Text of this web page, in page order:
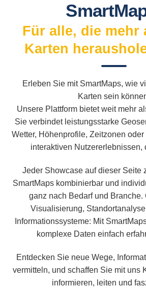
Für alle, die mehr
Karten
Erleben Sie mit SmartMaps, wie
Karten sein
Unsere Plattform bietet weit mehr
Sie verbindet leistungsstarke
Wetter, Höhenprofile, Zeitzonen
interaktiven Nutzererlebnissen,
Jeder Showcase auf dieser Seite
SmartMaps kombinierbar und
ganz nach Bedarf und Branche.
Visualisierung,
Informationssysteme: Mit
komplexe Daten einfach
Entdecken Sie neue Wege,
vermitteln, und schaffen Sie mit uns
informieren, leiten und